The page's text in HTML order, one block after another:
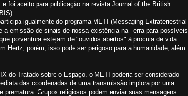
e foi aceito para publicação na revista Journal of the British
igualmente do programa METI (Messaging Extraterrestrial
a emissão de sinais de nossa existência na Terra para possíveis
porventura estejam de "ouvidos abertos" à procura de vida
Hertz, porém, isso pode ser perigoso para a humanidade, além
do Tratado sobre o Espaço, o METI poderia ser considerado
das coordenadas de uma transmissão implora por uma
prematura. Grupos religiosos podem enviar suas mensagens